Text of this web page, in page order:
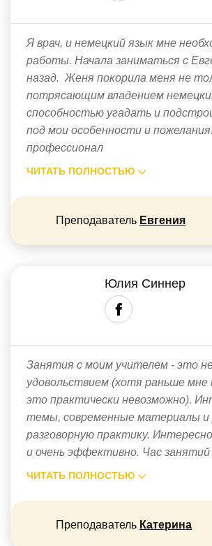
Я врач, и немецкий язык мне
работы. Начала заниматься с
назад. Женя покорила меня не
потрясающим владением
способностью угадать и
под мои особенности и
профессионал
ЧИТАТЬ ПОЛНОСТЬЮ
Преподаватель Евгения
Юлия Синнер
Занятия с моим учителем - это
удовольствием (хотя раньше мне
это практически невозможно).
темы, современные материалы и
разговорную практику.
и очень эффективно. Час
ЧИТАТЬ ПОЛНОСТЬЮ
Преподаватель Катерина